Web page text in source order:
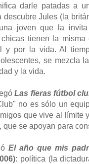
darle patadas a
descubre Jules (la
joven que la
tienen la
y por la vida. Al
se mezcla
y la vida.
Las fieras fútbol
no es sólo un
que vive al límite
que se apoyan para
El año que mis
política (la